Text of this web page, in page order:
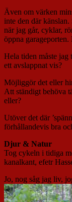
Även om värken
inte den där
när jag går, cyklar,
öppna
Hela tiden måste
ett avslappnat vis?
Möjliggör det eller
Att ständigt behöva
eller?
Utöver det där
förhållandevis bra
Djur & Natur
Tog cykeln i tidiga
kanalkant, efetr
Jo, nog såg jag liv,